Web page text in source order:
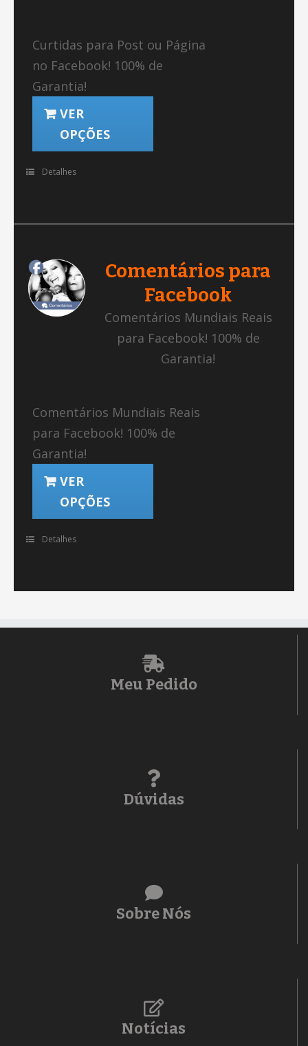
Curtidas para Post ou Página
no Facebook! 100% de
Garantia!
VER
OPÇÕES
Detalhes
Comentários para
Facebook
Comentários Mundiais Reais
para Facebook! 100% de
Garantia!
Comentários Mundiais Reais
para Facebook! 100% de
Garantia!
VER
OPÇÕES
Detalhes
Meu Pedido
Dúvidas
Sobre Nós
Notícias